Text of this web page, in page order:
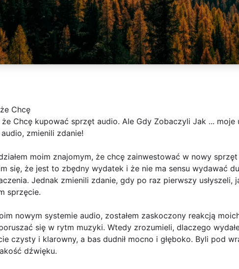
Chcę
że Chcę kupować sprzęt audio. Ale Gdy Zobaczyli Jak ... moje
zmienili zdanie!
moim znajomym, że chcę zainwestować w nowy
się, że jest to zbędny wydatek i że nie ma sensu wydawać
Jednak zmienili zdanie, gdy po raz pierwszy usłyszeli,
sprzęcie.
nowym systemie audio, zostałem zaskoczony reakcją
się w rytm muzyki. Wtedy zrozumieli, dlaczego
czysty i klarowny, a bas dudnił mocno i głęboko. Byli pod
dźwięku.